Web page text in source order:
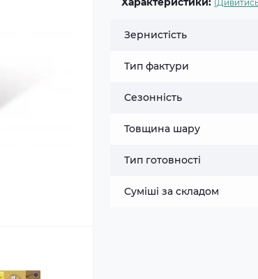
Зернистість
Тип фактури
Сезонність
Товщина шару
Тип готовності
Суміші за складом